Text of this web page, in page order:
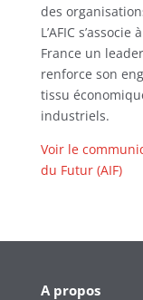
des
L’AFIC
France un
renforce son
tissu
industriels.
Voir le
du Futur (AIF)
A propos